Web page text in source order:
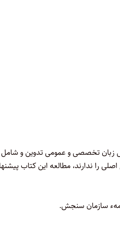
زبان تخصصی و عمومی تدوین و
را ندارند، مطالعه این کتاب
سازمان سنجش.